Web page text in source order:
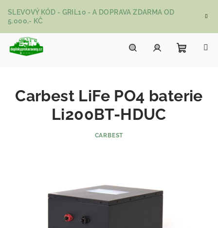
SLEVOVÝ KÓD - GRIL10 - A DOPRAVA ZDARMA OD
5.000,- KČ
Carbest LiFe PO4 baterie
Li200BT-HDUC
CARBEST